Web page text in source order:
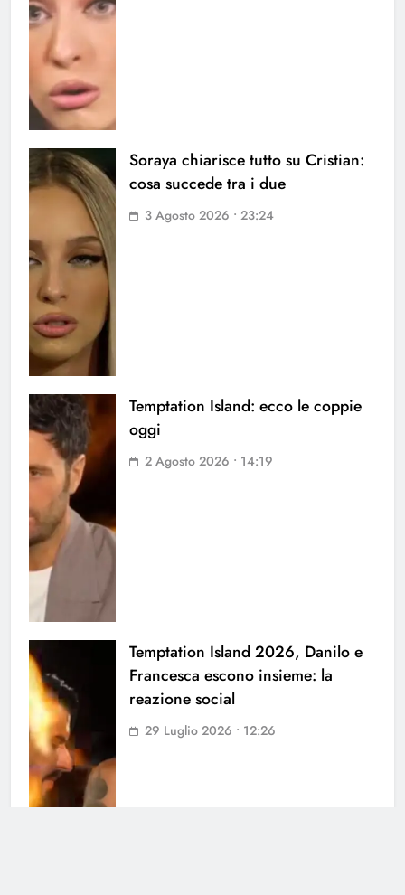
Soraya chiarisce tutto su Cristian:
cosa succede tra i due
3 Agosto 2026 • 23:24
Temptation Island: ecco le coppie
oggi
2 Agosto 2026 • 14:19
Temptation Island 2026, Danilo e
Francesca escono insieme: la
reazione social
29 Luglio 2026 • 12:26